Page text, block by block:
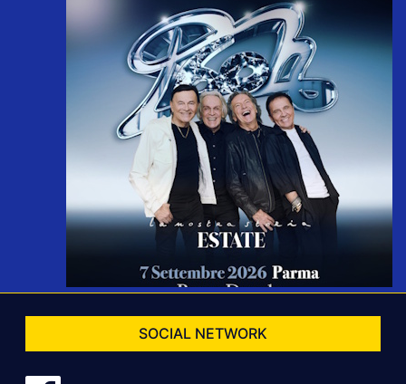
SOCIAL NETWORK